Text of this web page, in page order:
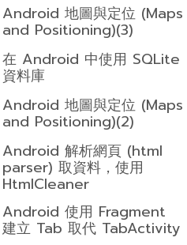
Android 地圖與定位 (Maps
and Positioning)(3)
在 Android 中使用 SQLite
資料庫
Android 地圖與定位 (Maps
and Positioning)(2)
Android 解析網頁 (html
parser) 取資料，使用
HtmlCleaner
Android 使用 Fragment
建立 Tab 取代 TabActivity